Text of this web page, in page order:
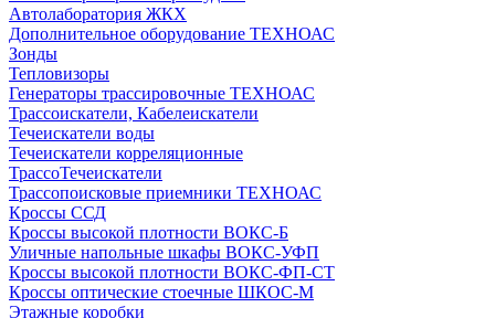
Автолаборатория ЖКХ
Дополнительное оборудование ТЕХНОАС
Зонды
Тепловизоры
Генераторы трассировочные ТЕХНОАС
Трассоискатели, Кабелеискатели
Течеискатели воды
Течеискатели корреляционные
ТрассоТечеискатели
Трассопоисковые приемники ТЕХНОАС
Кроссы ССД
Кроссы высокой плотности ВОКС-Б
Уличные напольные шкафы ВОКС-УФП
Кроссы высокой плотности ВОКС-ФП-СТ
Кроссы оптические стоечные ШКОС-М
Этажные коробки